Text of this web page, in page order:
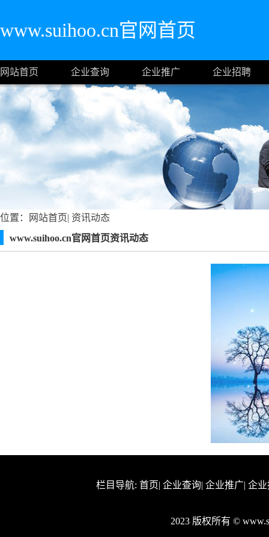
www.suihoo.cn官网首页
网站首页 企业查询 企业推广 企业招聘
位置： 网站首页| 资讯动态
www.suihoo.cn官网首页资讯动态
栏目导航: 首页| 企业查询| 企业推广| 企
2023 版权所有 ©